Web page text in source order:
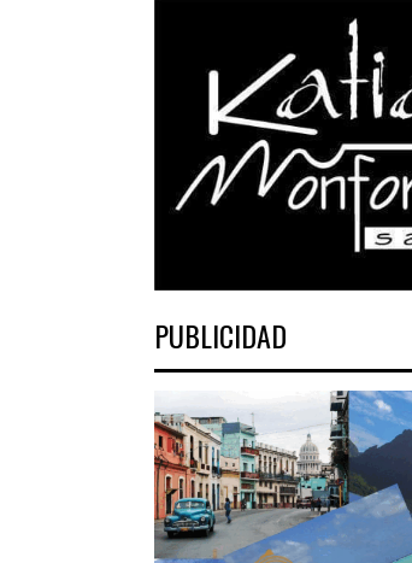
PUBLICIDAD